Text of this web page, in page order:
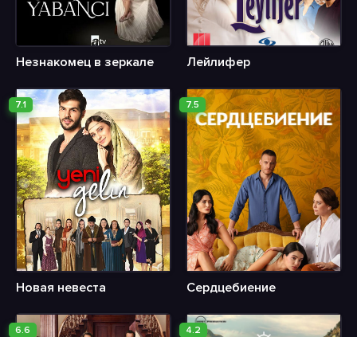
Незнакомец в зеркале Лейлифер
7.1
Новая невеста
7.5
Сердцебиение
6.6 4.2